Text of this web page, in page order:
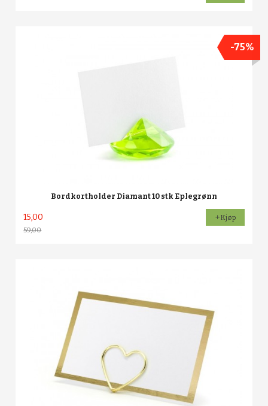
Bordkortholder Diamant 10 stk Eplegrønn
15,00
59,00
-75%
Kjøp